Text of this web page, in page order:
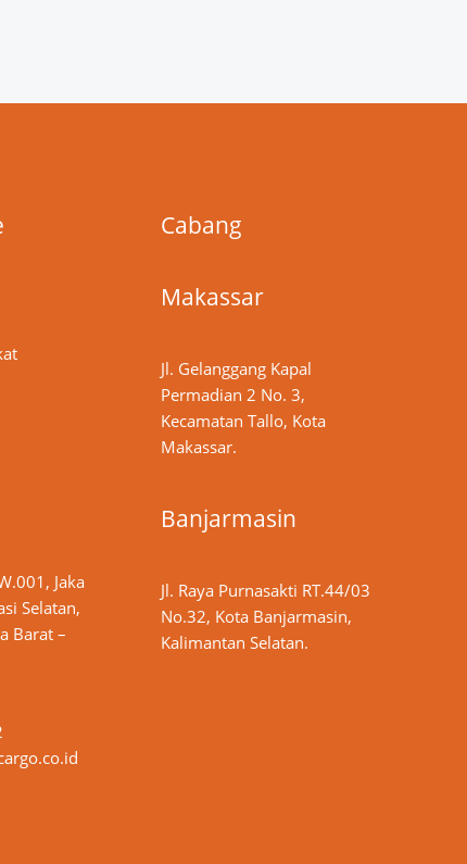
Jaka
Selatan,
Barat –
Cabang
Makassar
Jl. Gelanggang Kapal
Permadian 2 No. 3,
Kecamatan Tallo, Kota
Makassar.
Banjarmasin
Jl. Raya Purnasakti RT.44/03
No.32, Kota Banjarmasin,
Kalimantan Selatan.